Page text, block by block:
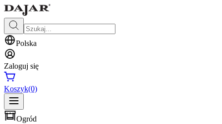
Polska
Zaloguj się
Koszyk(0)
Ogród